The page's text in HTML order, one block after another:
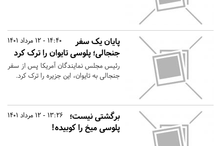
14:40 - 12 مرداد 1401
پایان یک سفر
جنجالی؛ پلوسی تایوان را ترک کرد
رئیس مجلس نمایندگان آمریکا پس از سفر
جنجالی به تایوان، این جزیره را ترک کرد.
13:26 - 12 مرداد 1401
برگشتی نیست؛
پلوسی میخ را کوبیده!